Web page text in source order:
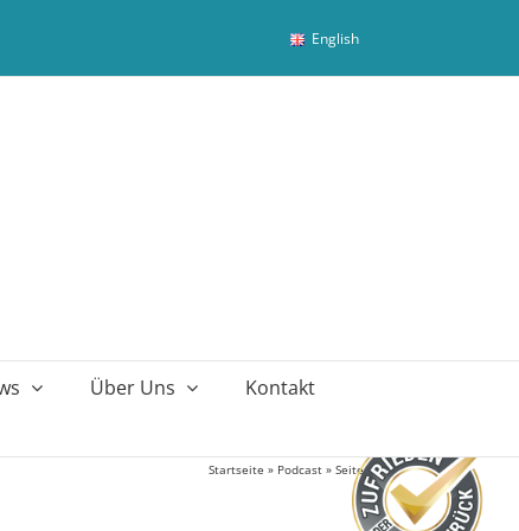
English
Über Uns Kontakt
Startseite » Podcast » Seite 2